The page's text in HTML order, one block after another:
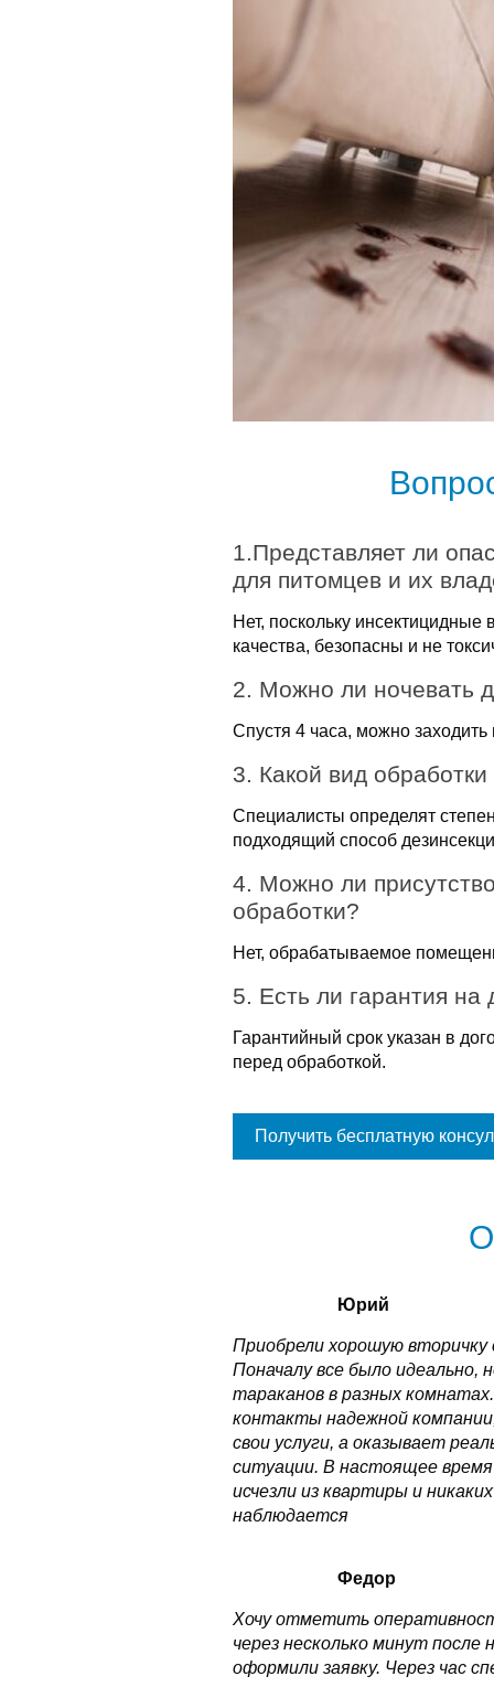
1.Представляет ли
для питомцев и их
Нет, поскольку
качества, безопасны и не
2. Можно ли ночевать
Спустя 4 часа, можно
3. Какой вид
Специалисты определят
подходящий способ
4. Можно ли
обработки?
Нет, обрабатываемое
5. Есть ли гарантия
Гарантийный срок указан в
перед обработкой.
Получить бесплатную
Юрий
Приобрели хорошую вторичку
Поначалу все было идеально,
тараканов в разных
контакты надежной
свои услуги, а оказывает
ситуации. В настоящее
исчезли из квартиры и
наблюдается
Федор
Хочу отметить
через несколько минут после
оформили заявку. Через час